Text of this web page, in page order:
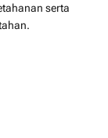
serta